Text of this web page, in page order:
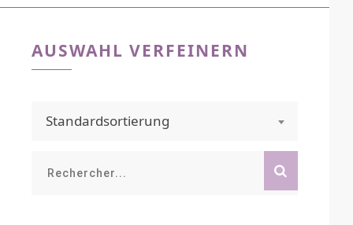
AUSWAHL VERFEINERN
Standardsortierung